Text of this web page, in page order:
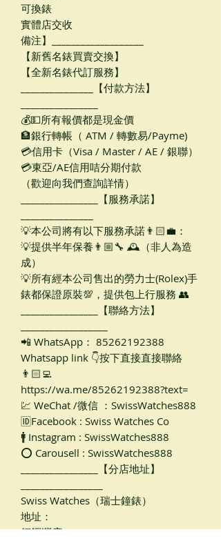
可換錶
實體店交收
備注】___________________
【新舊名錶買賣交換】
【全新名錶代訂服務】
_______________【付款方法】
💰💵所有報價都是現金價
🏦銀行轉帳（ ATM / 轉數易/Payme)
💳信用卡（Visa / Master / AE / 銀聯）
💳東亞/AE信用咭分期付款
（歡迎向我們查詢詳情）
________________【服務承諾】
💡本公司將有以下服務承諾👨🏻‍💼：
💡提供半年保養👨🏼‍🔧 🕰（非人為造
成）
💡所有經本公司售出的勞力士(Rolex)手
錶都保證原裝💯，提供包上行服務 👥
________________【聯絡方法】
📲 WhatsApp： 85262192388
Whatsapp link 👇按下直接直接聯絡
👨🏻‍💻
https://wa.me/85262192388?text=
💹 WeChat /微信 ：SwissWatches888
🆔Facebook : Swiss Watches Co
🚹 Instagram : SwissWatches888
⭕ Carousell : SwissWatches888
________________【分店地址】
Swiss Watches（瑞士鐘錶）
地址：
銅鑼灣店